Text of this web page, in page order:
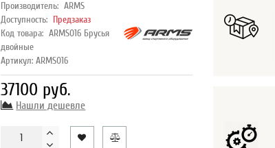
Производитель: ARMS
Доступность: Предзаказ
Код товара: ARMS016 Брусья
двойные
Артикул: ARMS016
37100 руб.
Нашли дешевле